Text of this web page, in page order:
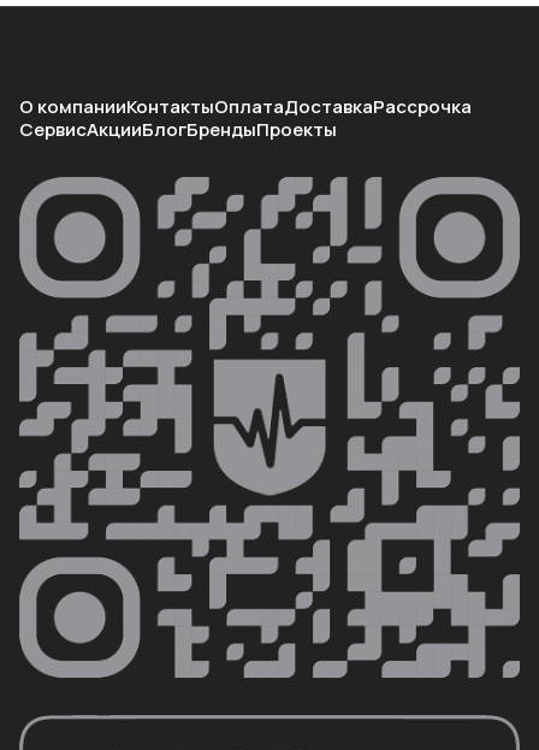
О компанииКонтактыОплатаДоставкаРассрочка
СервисАкцииБлогБрендыПроекты